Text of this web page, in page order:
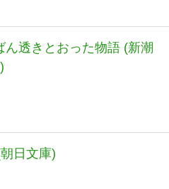
ん透きとおった物語 (新潮
日文庫)